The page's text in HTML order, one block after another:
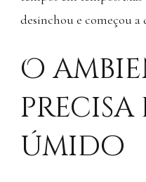
desinchou e começou a
O
precisa
úmido